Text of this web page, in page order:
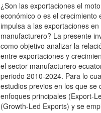
¿Son las exportaciones el
económico o es el crecimiento
impulsa a las exportaciones
manufacturero? La presente
como objetivo analizar la
entre exportaciones y
el sector manufacturero
periodo 2010-2024. Para lo
estudios previos en los que se
enfoques principales (Export-
(Growth-Led Exports) y se